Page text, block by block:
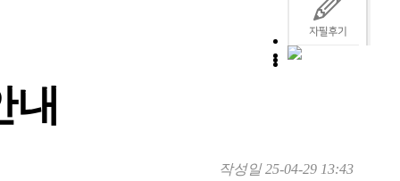
내
작성일25-04-29 13:43